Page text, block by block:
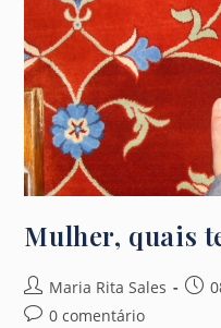
Mulher, quais
Autor
do
Maria Rita Sales
Post
Comentários
0 comentário